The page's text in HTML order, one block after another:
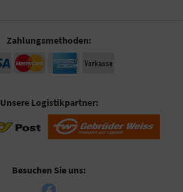
Zahlungsmethoden:
Unsere Logistikpartner:
Besuchen Sie uns: